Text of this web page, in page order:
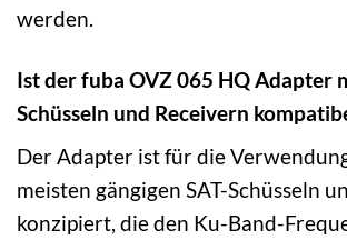
werden.
Ist der fuba OVZ 065 HQ Adapter
Schüsseln und Receivern
Der Adapter ist für die
meisten gängigen SAT-Schüsseln
konzipiert, die den Ku-Band-